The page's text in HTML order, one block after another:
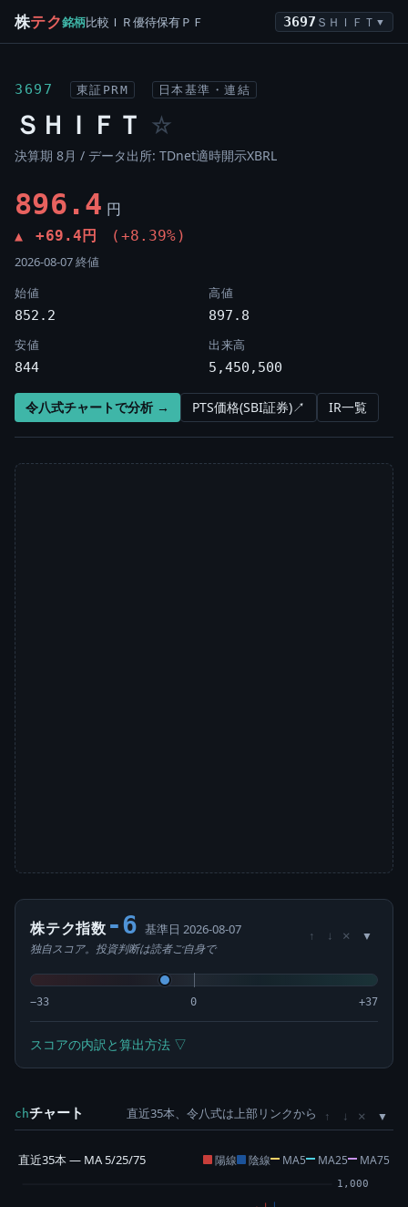
株テク銘柄比較 ＩＲ優待保有ＰＦ 3697 ＳＨＩＦＴ ▼
3697 東証PRM 日本基準・連結
ＳＨＩＦＴ ☆
決算期 8月 / データ出所: TDnet適時開示XBRL
896.4 円
▲ +69.4円 (+8.39%)
2026-08-07 終値
始値
852.2
高値
897.8
安値
844
出来高
5,450,500
令八式チャートで分析 → PTS価格(SBI証券)↗ IR一覧
株テク指数 -6 基準日 2026-08-07
独自スコア。投資判断は読者ご自身で
↑ ↓ ×
−33 0 +37
スコアの内訳と算出方法 ▽
chチャート 直近35本、令八式は上部リンクから ↑ ↓ ×
直近35本 — MA 5/25/75 陽線 陰線 MA5 MA25 MA75
1,000